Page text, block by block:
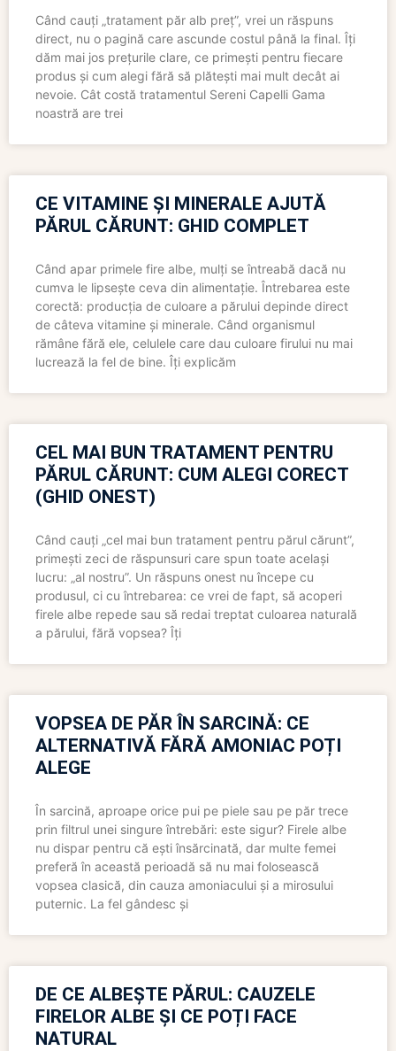
Când cauți „tratament păr alb preț”, vrei un răspuns
direct, nu o pagină care ascunde costul până la final. Îți
dăm mai jos prețurile clare, ce primești pentru fiecare
produs și cum alegi fără să plătești mai mult decât ai
nevoie. Cât costă tratamentul Sereni Capelli Gama
noastră are trei
CE VITAMINE ȘI MINERALE AJUTĂ
PĂRUL CĂRUNT: GHID COMPLET
Când apar primele fire albe, mulți se întreabă dacă nu
cumva le lipsește ceva din alimentație. Întrebarea este
corectă: producția de culoare a părului depinde direct
de câteva vitamine și minerale. Când organismul
rămâne fără ele, celulele care dau culoare firului nu mai
lucrează la fel de bine. Îți explicăm
CEL MAI BUN TRATAMENT PENTRU
PĂRUL CĂRUNT: CUM ALEGI CORECT
(GHID ONEST)
Când cauți „cel mai bun tratament pentru părul cărunt”,
primești zeci de răspunsuri care spun toate același
lucru: „al nostru”. Un răspuns onest nu începe cu
produsul, ci cu întrebarea: ce vrei de fapt, să acoperi
firele albe repede sau să redai treptat culoarea naturală
a părului, fără vopsea? Îți
VOPSEA DE PĂR ÎN SARCINĂ: CE
ALTERNATIVĂ FĂRĂ AMONIAC POȚI
ALEGE
În sarcină, aproape orice pui pe piele sau pe păr trece
prin filtrul unei singure întrebări: este sigur? Firele albe
nu dispar pentru că ești însărcinată, dar multe femei
preferă în această perioadă să nu mai folosească
vopsea clasică, din cauza amoniacului și a mirosului
puternic. La fel gândesc și
DE CE ALBEȘTE PĂRUL: CAUZELE
FIRELOR ALBE ȘI CE POȚI FACE
NATURAL